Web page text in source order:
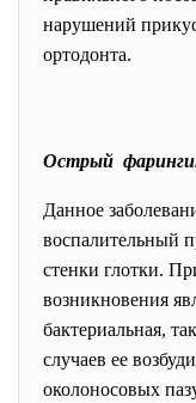
нарушений
ортодонта.
Острый
Данное
воспалительный
стенки глотки.
возникновения
бактериальная,
случаев ее
околоносовых